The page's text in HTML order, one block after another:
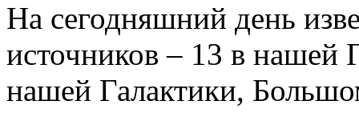
На сегодняшний день
источников – 13 в нашей
нашей Галактики,